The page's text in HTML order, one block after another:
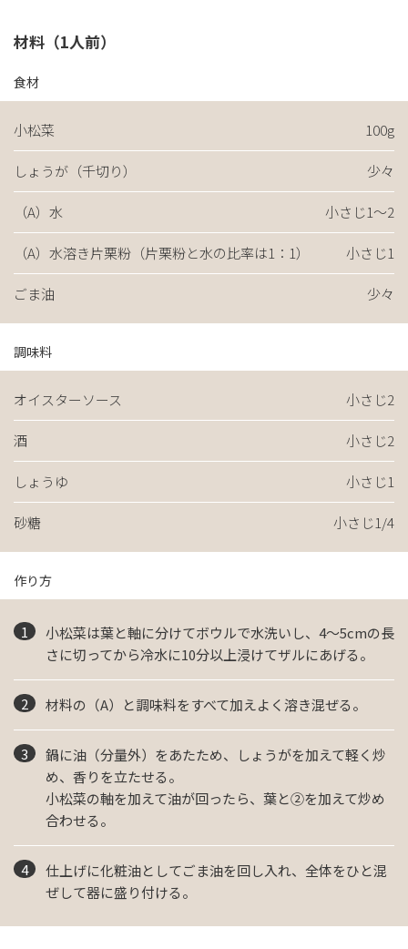
材料（1人前）
食材
小松菜 100g
しょうが（千切り） 少々
（A）水 小さじ1～2
（A）水溶き片栗粉（片栗粉と水の比率は1：1） 小さじ1
ごま油 少々
調味料
オイスターソース 小さじ2
酒 小さじ2
しょうゆ 小さじ1
砂糖 小さじ1/4
作り方
小松菜は葉と軸に分けてボウルで水洗いし、4～5cmの長
さに切ってから冷水に10分以上浸けてザルにあげる。
材料の（A）と調味料をすべて加えよく溶き混ぜる。
鍋に油（分量外）をあたため、しょうがを加えて軽く炒
め、香りを立たせる。
小松菜の軸を加えて油が回ったら、葉と②を加えて炒め
合わせる。
仕上げに化粧油としてごま油を回し入れ、全体をひと混
ぜして器に盛り付ける。